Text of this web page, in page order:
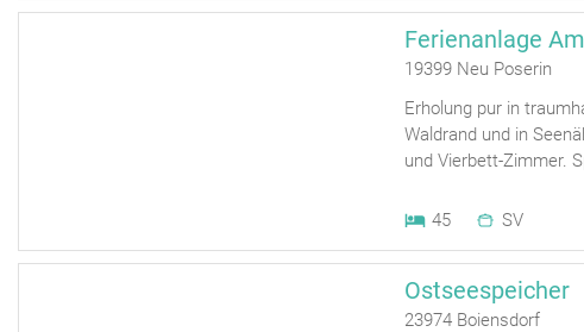
Ferienanlage
19399 Neu Poserin
Erholung pur in
Waldrand und in
und Vierbett-Zimmer.
45 SV
Ostseespeicher
23974 Boiensdorf